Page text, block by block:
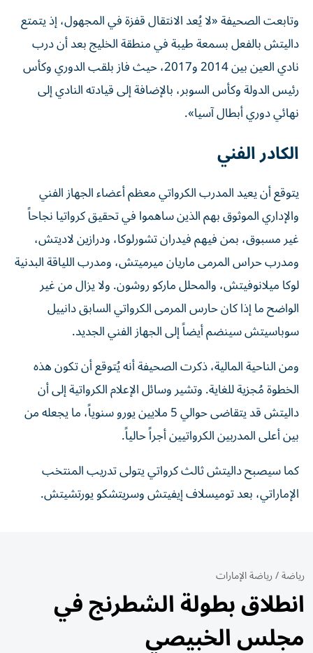
وتابعت الصحيفة «لا يُعد الانتقال قفزة في المجهول، إذ يتمتع
داليتش بالفعل بسمعة طيبة في منطقة الخليج بعد أن درب
نادي العين بين 2014 و2017، حيث فاز بلقب الدوري وكأس
رئيس الدولة وكأس السوبر، بالإضافة إلى قيادته النادي إلى
نهائي دوري أبطال آسيا».
الكادر الفني
يتوقع أن يعيد المدرب الكرواتي معظم أعضاء الجهاز الفني
والإداري الموثوق بهم الذين ساهموا في تحقيق كرواتيا نجاحاً
غير مسبوق، بمن فيهم فيدران تشورلوكا، ودرازين لاديتش،
ومدرب حراس المرمى ماريان ميرميتش، ومدرب اللياقة البدنية
لوكا ميلانوفيتش، والمحلل ماركو روشون. ولا يزال من غير
الواضح ما إذا كان حارس المرمى الكرواتي السابق دانييل
سوباسيتش سينضم أيضاً إلى الجهاز الفني الجديد.
ومن الناحية المالية، ذكرت الصحيفة أنه يُتوقع أن تكون هذه
الخطوة مُجزية للغاية. وتشير وسائل الإعلام الكرواتية إلى أن
داليتش قد يتقاضى حوالي 5 ملايين يورو سنوياً، ما يجعله من
بين أعلى المدربين الكرواتيين أجراً حالياً.
كما سيصبح داليتش ثالث كرواتي يتولى تدريب المنتخب
الإماراتي، بعد توميسلاف إيفيتش وسريتشكو يورتشيتش.
رياضة/رياضة الإمارات
انطلاق بطولة الشطرنج في
مجلس الخبيصي